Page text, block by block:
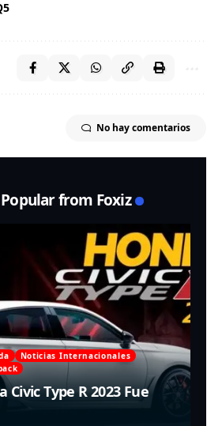
No hay comentarios
from Foxiz
Noticias Internacionales
Civic Type R 2023 Fue